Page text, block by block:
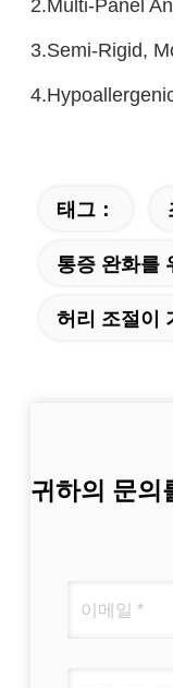
2.Multi-Panel
3.Semi-Rigid,
태그：
통증 완화를
허리 조절이
귀하의 문의